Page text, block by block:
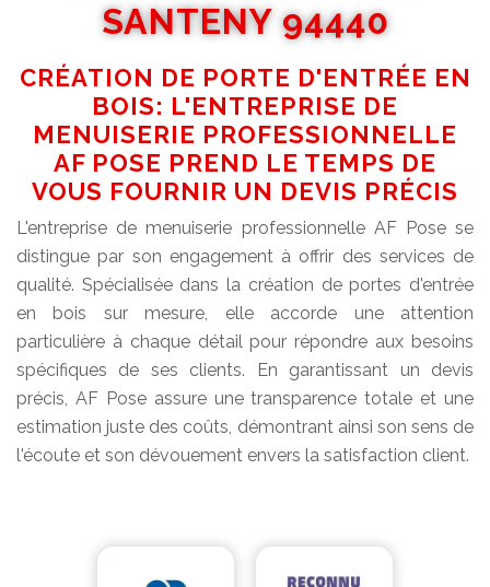
SANTENY 94440
CRÉATION DE PORTE D'ENTRÉE EN
BOIS: L'ENTREPRISE DE
MENUISERIE PROFESSIONNELLE
AF POSE PREND LE TEMPS DE
VOUS FOURNIR UN DEVIS PRÉCIS
L'entreprise de menuiserie professionnelle AF Pose se
distingue par son engagement à offrir des services de
qualité. Spécialisée dans la création de portes d'entrée
en bois sur mesure, elle accorde une attention
particulière à chaque détail pour répondre aux besoins
spécifiques de ses clients. En garantissant un devis
précis, AF Pose assure une transparence totale et une
estimation juste des coûts, démontrant ainsi son sens de
l'écoute et son dévouement envers la satisfaction client.